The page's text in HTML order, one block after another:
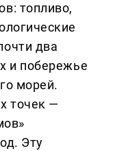
топливо,
два
и побережье
морей.
точек —
Эту